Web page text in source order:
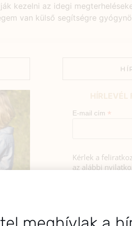
kezelni az idegi
van külső segítségre
E-mail cím *
Kérlek a
az alábbi